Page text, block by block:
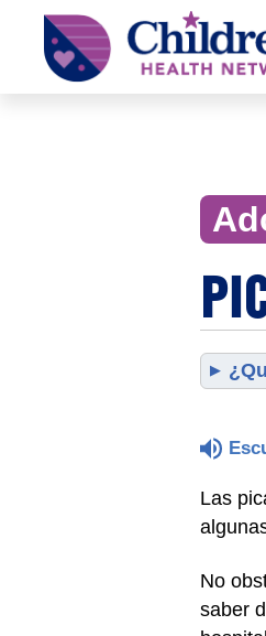
Children's
Health
Network
Las
No
saber